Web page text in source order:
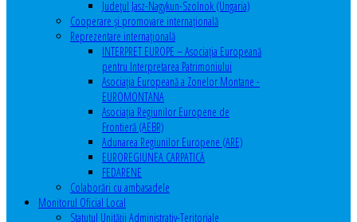
Judeţul Jasz-Nagykun-Szolnok (Ungaria)
Cooperare şi promovare internaţională
Reprezentare internaţională
INTERPRET EUROPE – Asociația Europeană
pentru Interpretarea Patrimoniului
Asociația Europeană a Zonelor Montane -
EUROMONTANA
Asociația Regiunilor Europene de
Frontieră (AEBR)
Adunarea Regiunilor Europene (ARE)
EUROREGIUNEA CARPATICĂ
FEDARENE
Colaborări cu ambasadele
Monitorul Oficial Local
Statutul Unităţii Administrativ-Teritoriale